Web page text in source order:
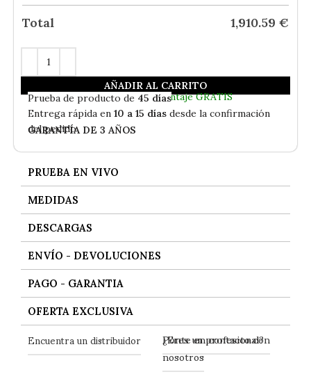
Total 1,910.59 €
AÑADIR AL CARRITO
EnStock- Envío Gratis
Incluida Subida a Vivienda y Montaje GRATIS
Prueba de producto de 45 días
Entrega rápida en 10 a 15 días desde la confirmación
del pedido
GARANTÍA DE 3 AÑOS
PRUEBA EN VIVO
MEDIDAS
DESCARGAS
ENVÍO - DEVOLUCIONES
PAGO - GARANTIA
OFERTA EXCLUSIVA
Encuentra un distribuidor ¿Eres un profesional?
Ponte en contacto con
nosotros